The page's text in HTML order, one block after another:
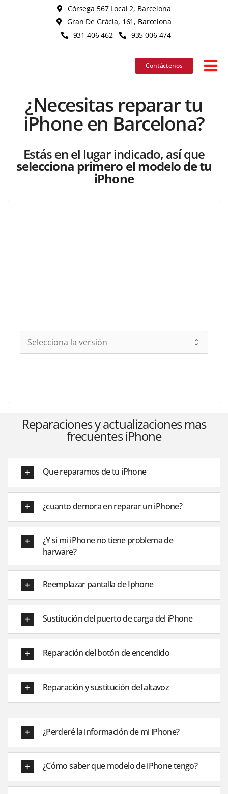
Córsega 567 Local 2, Barcelona
Gran De Gràcia, 161, Barcelona
931 406 462
935 006 474
Contáctenos
iPhone
MacBook
¿Necesitas reparar tu
iPhone en Barcelona?
Estás en el lugar indicado, así que
selecciona primero el modelo de tu
iPhone
Reparaciones y actualizaciones mas
frecuentes iPhone
Que reparamos de tu iPhone
¿cuanto demora en reparar un iPhone?
¿Y si mi iPhone no tiene problema de
harware?
Reemplazar pantalla de Iphone
Sustitución del puerto de carga del iPhone
Reparación del botón de encendido
Reparación y sustitución del altavoz
¿Perderé la información de mi iPhone?
¿Cómo saber que modelo de iPhone tengo?